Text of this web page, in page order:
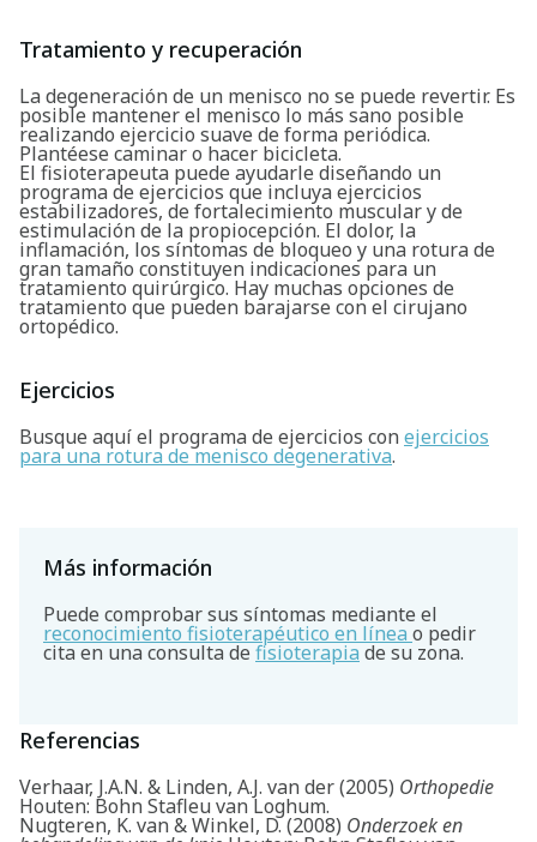
Tratamiento y recuperación
La degeneración de un menisco no se puede revertir. Es
posible mantener el menisco lo más sano posible
realizando ejercicio suave de forma periódica.
Plantéese caminar o hacer bicicleta.
El fisioterapeuta puede ayudarle diseñando un
programa de ejercicios que incluya ejercicios
estabilizadores, de fortalecimiento muscular y de
estimulación de la propiocepción. El dolor, la
inflamación, los síntomas de bloqueo y una rotura de
gran tamaño constituyen indicaciones para un
tratamiento quirúrgico. Hay muchas opciones de
tratamiento que pueden barajarse con el cirujano
ortopédico.
Ejercicios
Busque aquí el programa de ejercicios con ejercicios
para una rotura de menisco degenerativa.
Más información
Puede comprobar sus síntomas mediante el
reconocimiento fisioterapéutico en línea o pedir
cita en una consulta defisioterapiade su zona.
Referencias
Verhaar, J.A.N. & Linden, A.J. van der (2005) Orthopedie
Houten: Bohn Stafleu van Loghum.
Nugteren, K. van & Winkel, D. (2008) Onderzoek en